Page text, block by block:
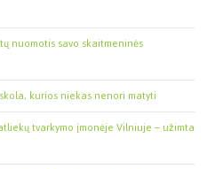
nuomotis savo skaitmeninės
kurios niekas nenori matyti
tvarkymo įmonėje Vilniuje – užimta